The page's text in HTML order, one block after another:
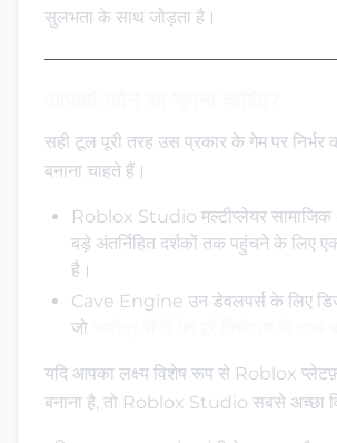
सुलभता के साथ जोड़ता है।
सही टूल पूरी तरह उस प्रकार के गेम पर निर्भर
बनाना चाहते हैं।
Roblox Studio मल्टीप्लेयर
बड़े अंतर्निहित दर्शकों तक पहुंचने के लिए
है।
Cave Engine उन डेवलपर्स के लिए
जो
यदि आपका लक्ष्य विशेष रूप से Roblox
बनाना है, तो Roblox Studio सबसे अच्छा